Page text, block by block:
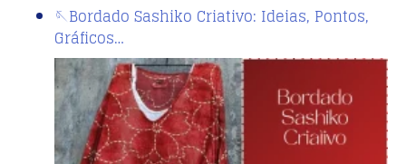
🪡Bordado Sashiko Criativo: Ideias, Pontos,
Gráficos…